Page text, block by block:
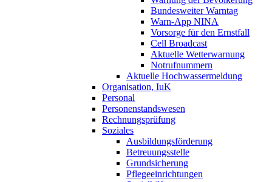
Bundesweiter Warntag
Warn-App NINA
Vorsorge für den Ernstfall
Cell Broadcast
Aktuelle Wetterwarnung
Notrufnummern
Aktuelle Hochwassermeldung
Organisation, IuK
Personal
Personenstandswesen
Rechnungsprüfung
Soziales
Ausbildungsförderung
Betreuungsstelle
Grundsicherung
Pflegeeinrichtungen